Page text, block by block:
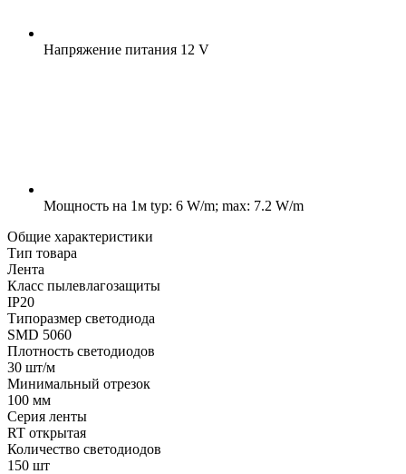
Напряжение питания 12 V
Мощность на 1м typ: 6 W/m; max: 7.2 W/m
Общие характеристики
Тип товара
Лента
Класс пылевлагозащиты
IP20
Типоразмер светодиода
SMD 5060
Плотность светодиодов
30 шт/м
Минимальный отрезок
100 мм
Серия ленты
RT открытая
Количество светодиодов
150 шт